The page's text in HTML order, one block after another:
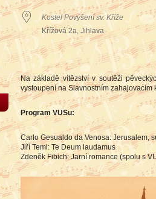
Kostel Povýšení sv. Kříže
Křížová 2a, Jihlava
Na základě vítězství v soutěži
vystoupení na Slavnostním
Program VUSu:
Carlo Gesualdo da Venosa: Jerusalem,
Jiří Teml: Te Deum laudamus
Zdeněk Fibich: Jarní romance (spolu s